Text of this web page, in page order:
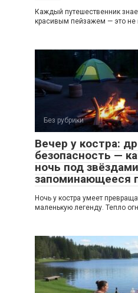
Каждый путешественник
красивым пейзажем — это не
Без рубрики
Вечер у костра:
безопасность —
ночь под
запоминающееся
Ночь у костра умеет
маленькую легенду. Тепло